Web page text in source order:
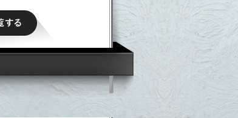
PDFで閲覧する